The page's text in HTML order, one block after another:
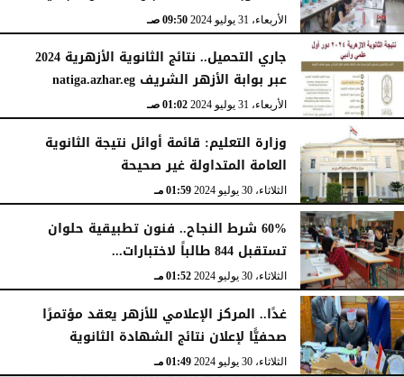
الأربعاء، 31 يوليو 2024 09:50 صـ
جاري التحميل.. نتائج الثانوية الأزهرية 2024
عبر بوابة الأزهر الشريف natiga.azhar.eg
الأربعاء، 31 يوليو 2024 01:02 صـ
وزارة التعليم: قائمة أوائل نتيجة الثانوية
العامة المتداولة غير صحيحة
الثلاثاء، 30 يوليو 2024 01:59 مـ
60% شرط النجاح.. فنون تطبيقية حلوان
تستقبل 844 طالباً لاختبارات...
الثلاثاء، 30 يوليو 2024 01:52 مـ
غدًا.. المركز الإعلامي للأزهر يعقد مؤتمرًا
صحفيًّا لإعلان نتائج الشهادة الثانوية
الثلاثاء، 30 يوليو 2024 01:49 مـ